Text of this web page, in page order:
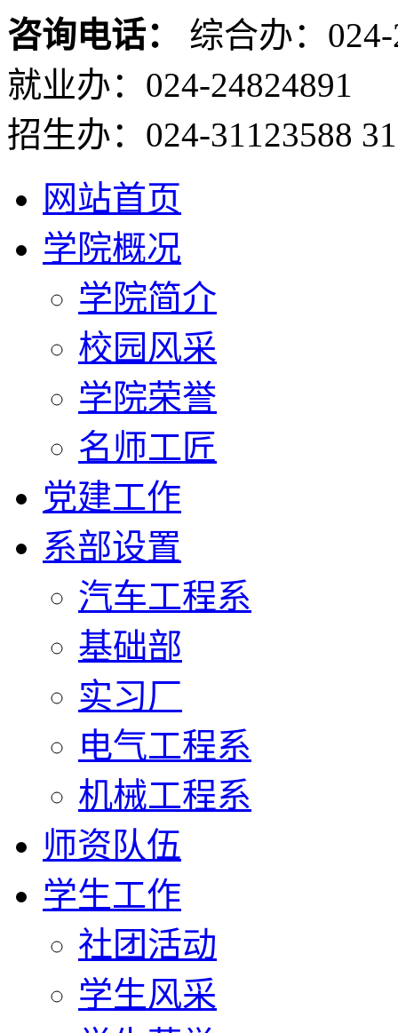
咨询电话：
综合办：
就业办：024-24824891
招生办：024-31123588
网站首页
学院概况
学院简介
校园风采
学院荣誉
名师工匠
党建工作
系部设置
汽车工程系
基础部
实习厂
电气工程系
机械工程系
师资队伍
学生工作
社团活动
学生风采